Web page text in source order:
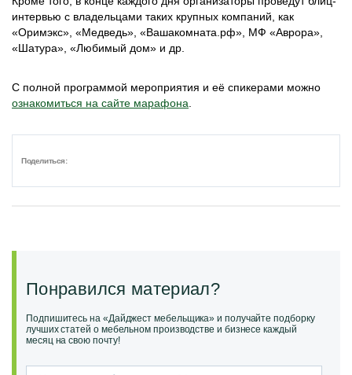
интервью с владельцами таких крупных компаний, как
«Оримэкс», «Медведь», «Вашакомната.рф», МФ «Аврора»,
«Шатура», «Любимый дом» и др.
С полной программой мероприятия и её спикерами можно
ознакомиться на сайте марафона
Поделиться:
Понравился материал?
Подпишитесь на «Дайджест мебельщика» и получайте подборку
лучших статей о мебельном производстве и бизнесе каждый
месяц на свою почту!